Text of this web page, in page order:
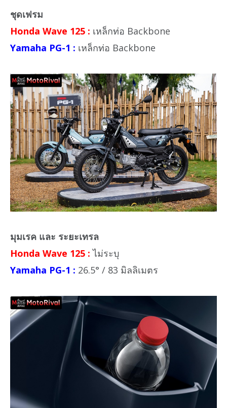
ชุดเฟรม
Honda Wave 125 : เหล็กท่อ Backbone
Yamaha PG-1 : เหล็กท่อ Backbone
มุมเรค และ ระยะเทรล
Honda Wave 125 : ไม่ระบุ
Yamaha PG-1 : 26.5° / 83 มิลลิเมตร